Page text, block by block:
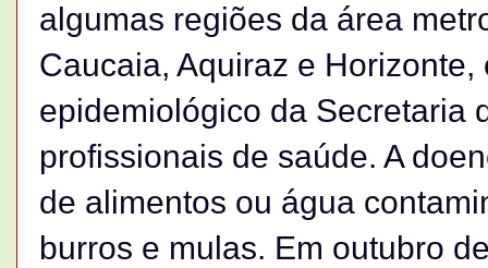
algumas regiões da área
Caucaia, Aquiraz e
epidemiológico da Secretaria
profissionais de saúde. A
de alimentos ou água
burros e mulas. Em outubro